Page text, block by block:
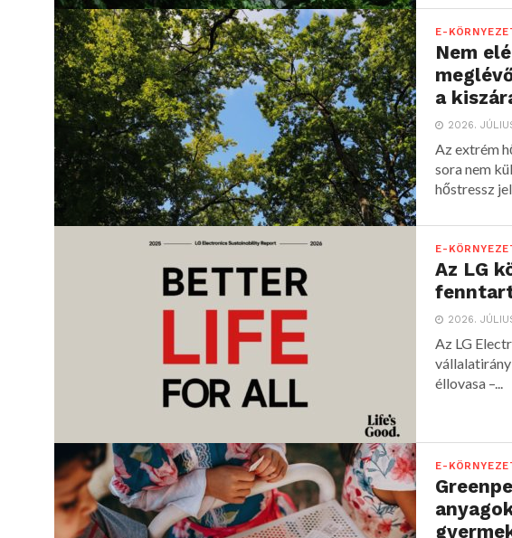
E-
Nem
a
2026.
Az extrém
sora nem
hőstressz
E-
Az LG
2026.
Az LG
éllovasa –...
E-